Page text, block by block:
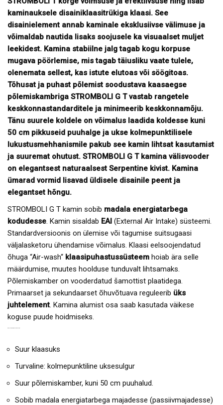
kaminauksele disainiklaasitrükiga klaasi. See
disainielement annab kaminale eksklusiivse välimuse ja
võimaldab nautida lisaks soojusele ka visuaalset muljet
leekidest. Kamina stabiilne jalg tagab kogu korpuse
mugava pöörlemise, mis tagab täiusliku vaate tulele,
olenemata sellest, kas istute elutoas või söögitoas.
Tõhusat ja puhast põlemist soodustava kaasaegse
põlemiskambriga STROMBOLI G T vastab rangetele
keskkonnastandarditele ja minimeerib keskkonnamõju.
Tänu suurele koldele on võimalus laadida koldesse kuni
50 cm pikkuseid puuhalge ja ukse kolmepunktilisele
lukustusmehhanismile pakub see kamin lihtsat kasutamist
ja suuremat ohutust. STROMBOLI G T kamina välisvooder
on elegantsest naturaalsest Serpentine kivist. Kamina
ümarad vormid lisavad üldisele disainile peent ja
elegantset hõngu.
STROMBOLI G T kamin sobib madala energiatarbega
kodudesse. Kamin sisaldab EAI (External Air Intake) süsteemi.
Standardversioonis on ülemise või tagumise suitsugaasi
väljalasketoru ühendamise võimalus. Klaasi eelsoojendatud
õhuga “Air-wash“ klaasipuhastussüsteem hoiab ära selle
määrdumise, muutes hoolduse tunduvalt lihtsamaks.
Põlemiskamber on vooderdatud šamottist plaatidega.
Primaarset ja sekundaarset õhuvõtuava reguleerib üks
juhtelement. Kamina alumist osa saab kasutada väikese
koguse puude hoidmiseks.
Suur klaasuks
Turvaline: kolmepunktiline uksesulgur
Suur põlemiskamber, kuni 50 cm puuhalud.
Sobib madala energiatarbega majadesse (passiivmajadesse)